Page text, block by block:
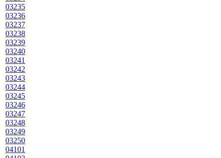
03235
03236
03237
03238
03239
03240
03241
03242
03243
03244
03245
03246
03247
03248
03249
03250
04101